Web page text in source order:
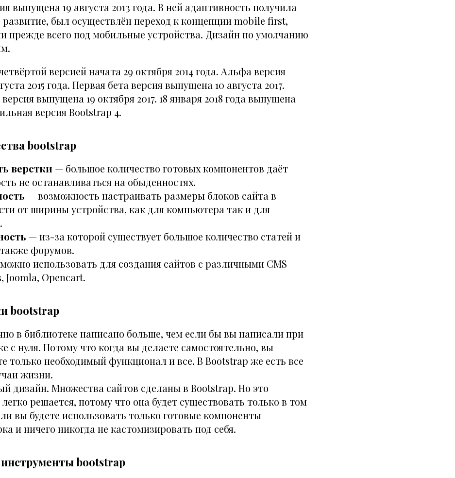
выпущена 19 августа 2013 года. В ней адаптивность получила
был осуществлён переход к концепции mobile first,
прежде всего под мобильные устройства. Дизайн по умолчанию
версией начата 29 октября 2014 года. Альфа версия
2015 года. Первая бета версия выпущена 10 августа 2017.
выпущена 19 октября 2017. 18 января 2018 года выпущена
версия Bootstrap 4.
bootstrap
верстки — большое количество готовых компонентов даёт
не останавливаться на обыденностях.
— возможность настраивать размеры блоков сайта в
от ширины устройства, как для компьютера так и для
— из-за которой существует большое количество статей и
форумов.
использовать для создания сайтов с различными CMS —
Joomla, Opencart.
bootstrap
в библиотеке написано больше, чем если бы вы написали при
с нуля. Потому что когда вы делаете самостоятельно, вы
только необходимый функционал и все. В Bootstrap же есть все
жизни.
дизайн. Множества сайтов сделаны в Bootstrap. Но это
решается, потому что она будет существовать только в том
вы будете использовать только готовые компоненты
и ничего никогда не кастомизировать под себя.
bootstrap